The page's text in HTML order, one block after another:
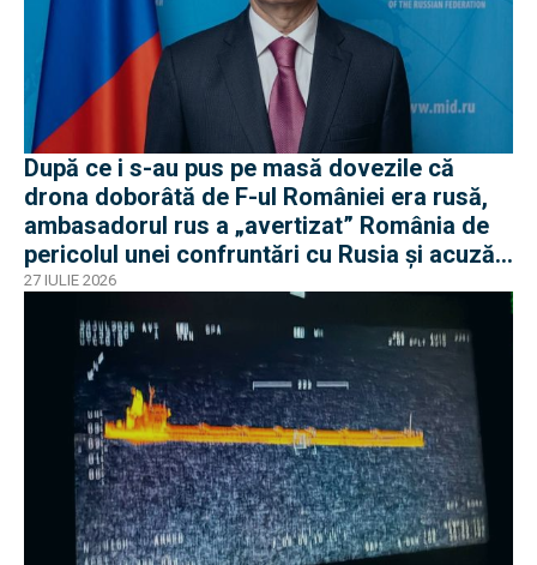
După ce i s-au pus pe masă dovezile că
drona doborâtă de F-ul României era rusă,
ambasadorul rus a „avertizat” România de
pericolul unei confruntări cu Rusia și acuză
o „înscenare propagandistă”
27 IULIE 2026